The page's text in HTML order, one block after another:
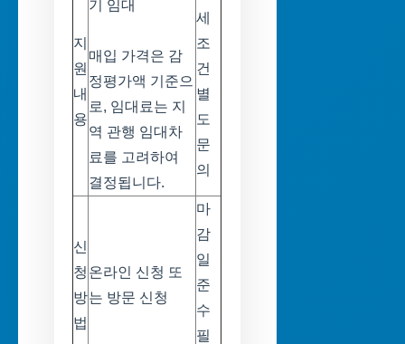
지
원
내
용
기 임대
매입 가격은 감
정평가액 기준으
로, 임대료는 지
역 관행 임대차
료를 고려하여
결정됩니다.
세
조
건
별
도
문
의
신
청
방
법
온라인 신청 또
는 방문 신청
마
감
일
준
수
필